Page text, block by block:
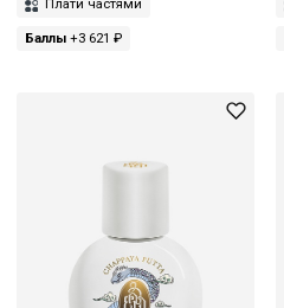
Плати частями
Баллы +3 621 ₽